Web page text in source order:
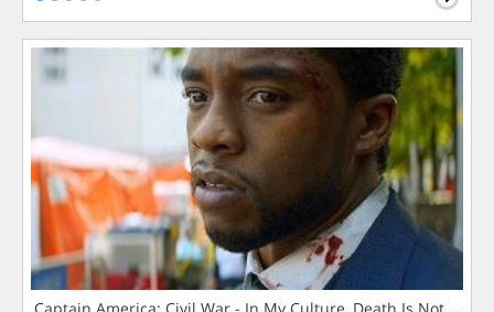
Captain America: Civil War - In My Culture, Death Is Not The